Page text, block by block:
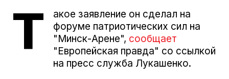
Т
акое заявление он сделал на
форуме патриотических сил на
"Минск-Арене", сообщает
"Европейская правда" со ссылкой
на пресс служба Лукашенко.